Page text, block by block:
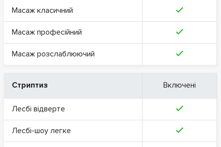
Масаж класичний
Масаж професійний
Масаж розслаблюючий
Стриптиз Включені
Лесбі відверте
Лесбі-шоу легке